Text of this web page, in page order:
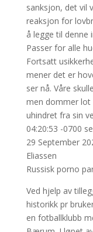
sanksjon, det vil
reaksjon for
å legge til denne
Passer for alle
Fortsatt
mener det er
ser nå. Våre
men dommer lot
uhindret fra sin
04:20:53 -0700
29 September
Eliassen
Russisk porno
Ved hjelp av
historikk pr
en fotballklubb